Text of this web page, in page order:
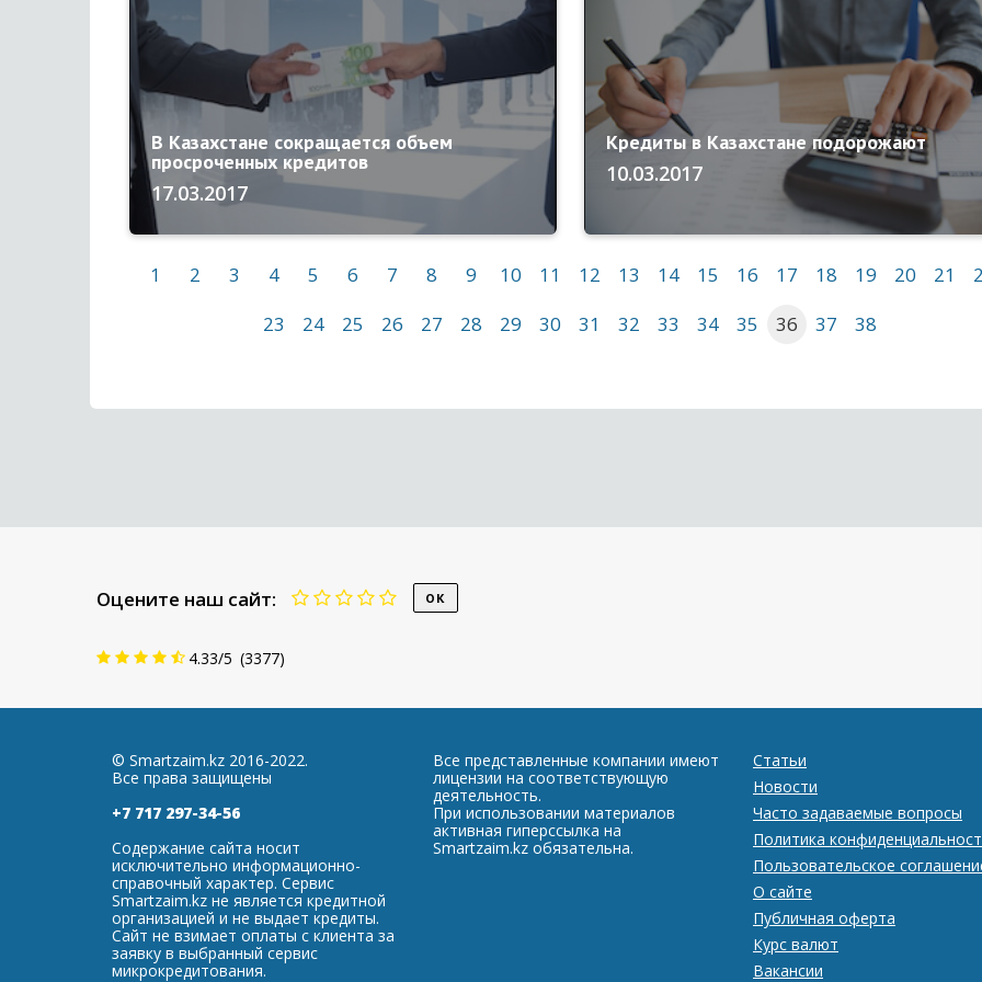
В Казахстане сокращается объем
просроченных кредитов
17.03.2017
Кредиты в Казахстане подорожают
10.03.2017
1 2 3 4 5 6 7 8 9 10 11 12 13 14 15 16 17 18 19 20 21
23
24 25 26 27 28 29 30 31 32 33 34 35 36 37 38
Оцените наш сайт:
4.33/5 (3377)
© Smartzaim.kz 2016-2022.
Все права защищены
+7 717 297-34-56
Содержание сайта носит
исключительно информационно-
справочный характер. Сервис
Smartzaim.kz не является кредитной
организацией и не выдает кредиты.
Сайт не взимает оплаты с клиента за
заявку в выбранный сервис
микрокредитования.
Все представленные компании имеют
лицензии на соответствующую
деятельность.
При использовании материалов
активная гиперссылка на
Smartzaim.kz обязательна.
Статьи
Новости
Часто задаваемые вопросы
Политика
Пользовательское
О сайте
Публичная оферта
Курс валют
Вакансии